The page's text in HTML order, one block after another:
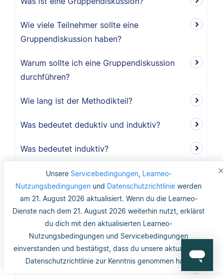
Unsere Servicebedingungen, Learneo-
Nutzungsbedingungen und Datenschutzrichtlinie werden
am 21. August 2026 aktualisiert. Wenn du die Learneo-
Dienste nach dem 21. August 2026 weiterhin nutzt, erklärst
du dich mit den aktualisierten Learneo-
Nutzungsbedingungen und Servicebedingungen
einverstanden und bestätigst, dass du unsere aktualisierte
Datenschutzrichtlinie zur Kenntnis genommen hast.
Wie viele Teilnehmer sollte eine
Gruppendiskussion haben?
Warum sollte ich eine Gruppendiskussion
durchführen?
Wie lang ist der Methodikteil?
Was bedeutet deduktiv und induktiv?
Was bedeutet induktiv?
Was bedeutet deduktiv?
Was ist Validität?
Was ist interne Validität?
Was versteht man unter Validität?